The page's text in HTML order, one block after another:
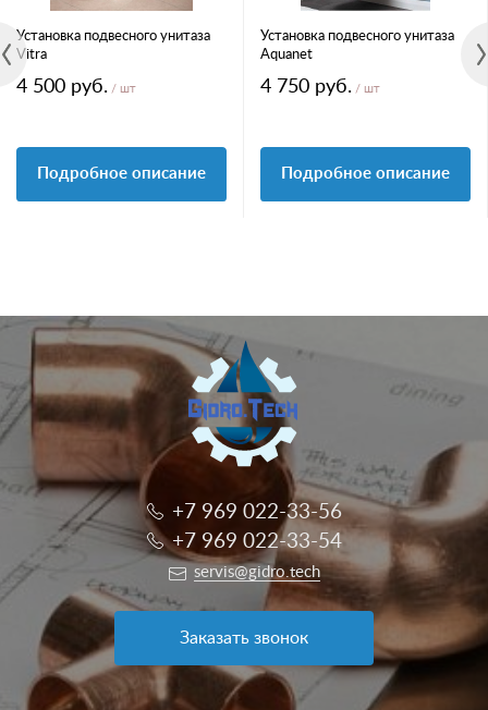
Установка подвесного унитаза
Vitra
4 500 руб. / шт
Подробное описание
Установка подвесного унитаза
Aquanet
4 750 руб. / шт
Подробное описание
+7 969 022-33-56
+7 969 022-33-54
servis@gidro.tech
Заказать звонок